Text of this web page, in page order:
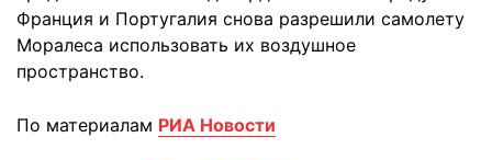
Франция и Португалия снова разрешили самолету
Моралеса использовать их воздушное
пространство.
По материалам РИА Новости